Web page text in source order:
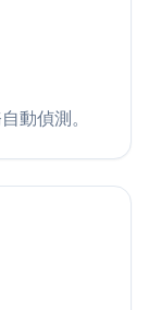
動偵測。